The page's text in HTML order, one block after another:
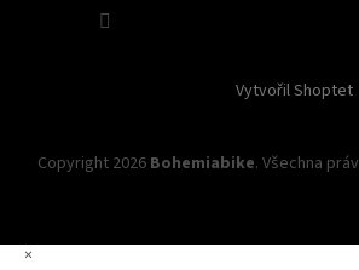
Vytvořil Shoptet
Copyright 2026 Bohemiabike. Všechna
×